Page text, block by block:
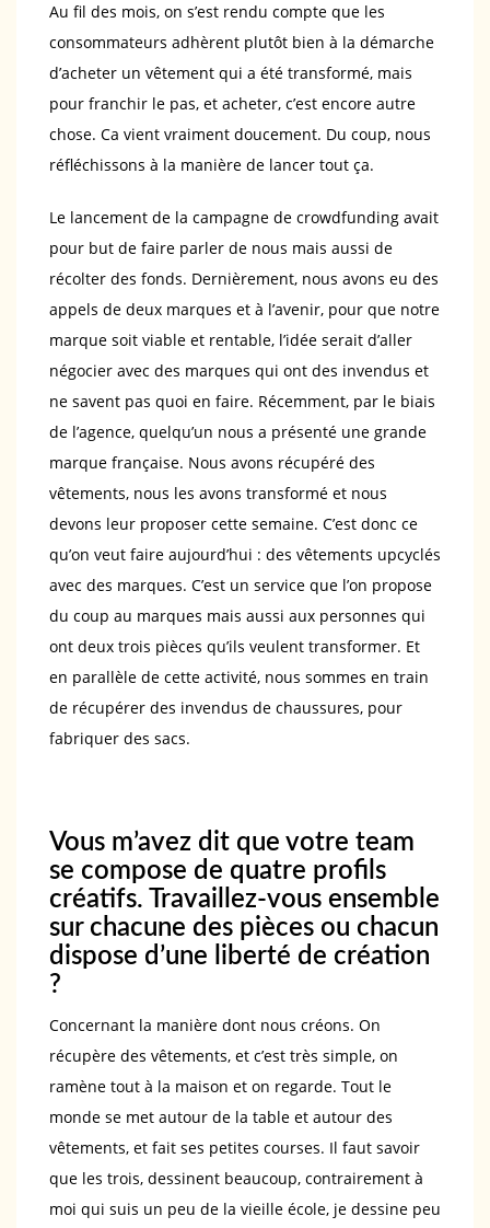
Au fil des mois, on s’est rendu compte que les
consommateurs adhèrent plutôt bien à la démarche
d’acheter un vêtement qui a été transformé, mais
pour franchir le pas, et acheter, c’est encore autre
chose. Ca vient vraiment doucement. Du coup, nous
réfléchissons à la manière de lancer tout ça.
Le lancement de la campagne de crowdfunding avait
pour but de faire parler de nous mais aussi de
récolter des fonds. Dernièrement, nous avons eu des
appels de deux marques et à l’avenir, pour que notre
marque soit viable et rentable, l’idée serait d’aller
négocier avec des marques qui ont des invendus et
ne savent pas quoi en faire. Récemment, par le biais
de l’agence, quelqu’un nous a présenté une grande
marque française. Nous avons récupéré des
vêtements, nous les avons transformé et nous
devons leur proposer cette semaine. C’est donc ce
qu’on veut faire aujourd’hui : des vêtements upcyclés
avec des marques. C’est un service que l’on propose
du coup au marques mais aussi aux personnes qui
ont deux trois pièces qu’ils veulent transformer. Et
en parallèle de cette activité, nous sommes en train
de récupérer des invendus de chaussures, pour
fabriquer des sacs.
Vous m’avez dit que votre team
se compose de quatre profils
créatifs. Travaillez-vous ensemble
sur chacune des pièces ou chacun
dispose d’une liberté de création
?
Concernant la manière dont nous créons. On
récupère des vêtements, et c’est très simple, on
ramène tout à la maison et on regarde. Tout le
monde se met autour de la table et autour des
vêtements, et fait ses petites courses. Il faut savoir
que les trois, dessinent beaucoup, contrairement à
moi qui suis un peu de la vieille école, je dessine peu